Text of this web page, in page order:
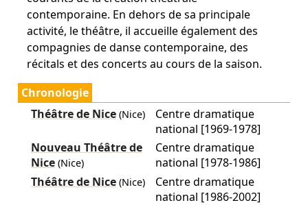
contemporaine. En dehors de sa principale
activité, le théâtre, il accueille également des
compagnies de danse contemporaine, des
récitals et des concerts au cours de la saison.
Chronologie
Théâtre de Nice(Nice)
Centre dramatique
national [1969-1978]
Nouveau Théâtre de
Nice(Nice)
Centre dramatique
national [1978-1986]
Théâtre de Nice(Nice)
Centre dramatique
national [1986-2002]